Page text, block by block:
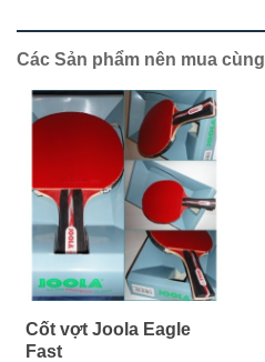
Các Sản phẩm nên mua cùng
Cốt vợt Joola Eagle
Fast